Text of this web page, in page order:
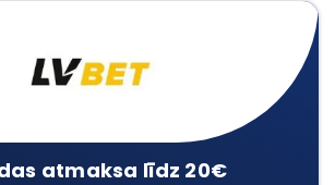
atmaksa līdz 20€